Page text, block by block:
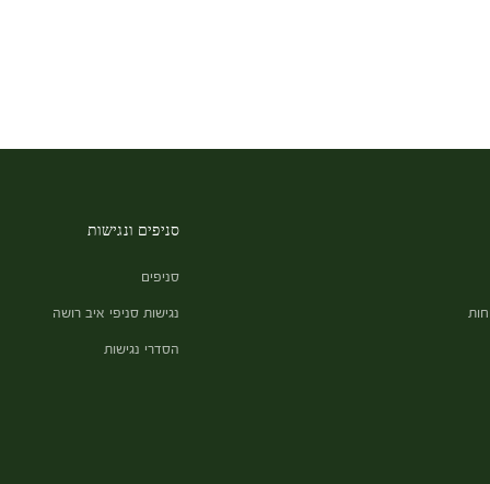
סניפים ונגישות
סניפים
נגישות סניפי איב רושה
הסדרי נגישות